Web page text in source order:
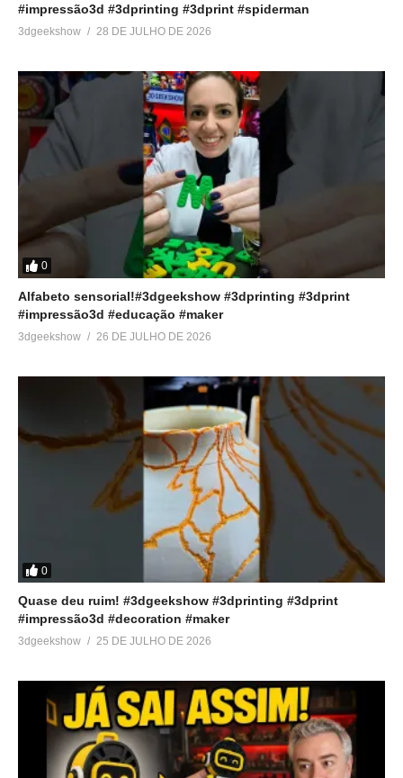
#impressão3d #3dprinting #3dprint #spiderman
3dgeekshow 28 DE JULHO DE 2026
0
Alfabeto sensorial!#3dgeekshow #3dprinting #3dprint
#impressão3d #educação #maker
3dgeekshow 26 DE JULHO DE 2026
0
Quase deu ruim! #3dgeekshow #3dprinting #3dprint
#impressão3d #decoration #maker
3dgeekshow 25 DE JULHO DE 2026